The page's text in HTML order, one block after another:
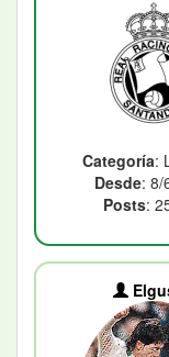
Categoría:
Desde: 8/
Posts: